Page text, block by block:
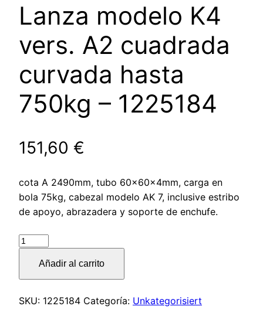
Lanza modelo K4
vers. A2 cuadrada
curvada hasta
750kg – 1225184
151,60 €
cota A 2490mm, tubo 60x60x4mm, carga en
bola 75kg, cabezal modelo AK 7, inclusive estribo
de apoyo, abrazadera y soporte de enchufe.
Lanza
A2
Añadir al carrito
SKU: 1225184 Categoría: Unkategorisiert